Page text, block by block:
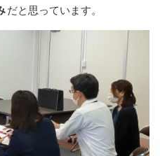
だと思っています。